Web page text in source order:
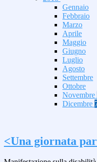
Gennaio
Febbraio
Marzo
Aprile
Maggio
Giugno
Luglio
Agosto
Settembre
Ottobre
Novembre
Dicembre
<Una giornata